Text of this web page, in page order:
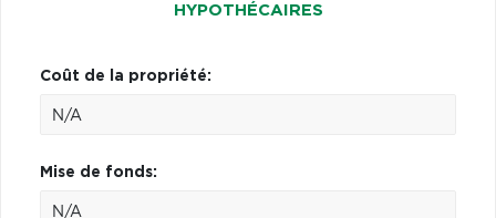
HYPOTHÉCAIRES
Coût de la propriété:
Mise de fonds: